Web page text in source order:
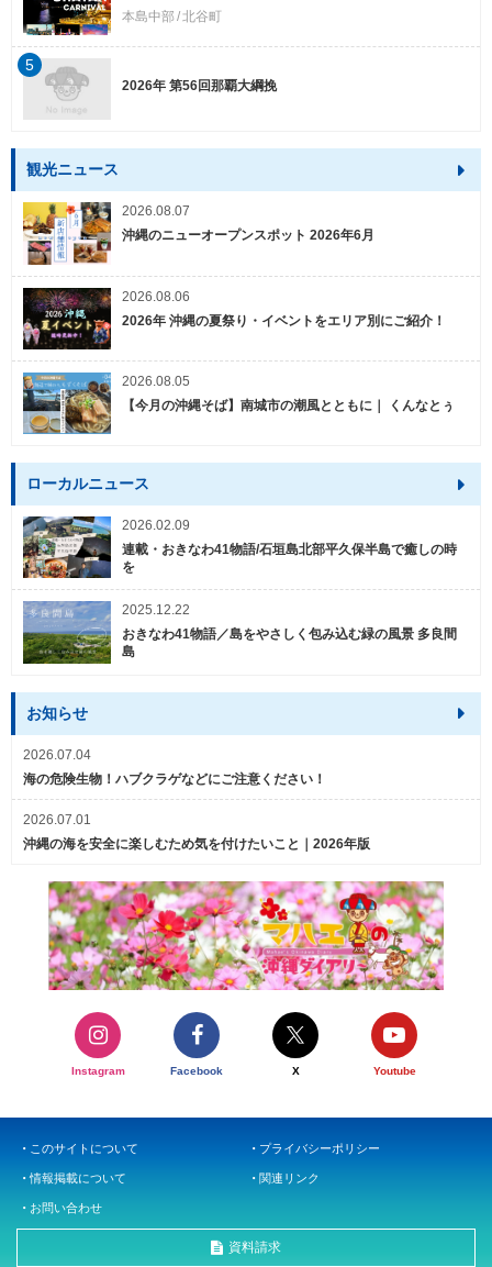
本島中部 北谷町
2026年 第56回那覇大綱挽
5
観光ニュース
2026.08.07
沖縄のニューオープンスポット 2026年6月
2026.08.06
2026年 沖縄の夏祭り・イベントをエリア別にご紹介！
2026.08.05
【今月の沖縄そば】南城市の潮風とともに｜ くんなとぅ
ローカルニュース
2026.02.09
連載・おきなわ41物語/石垣島北部平久保半島で癒しの時
を
2025.12.22
おきなわ41物語／島をやさしく包み込む緑の風景 多良間
島
お知らせ
2026.07.04
海の危険生物！ハブクラゲなどにご注意ください！
2026.07.01
沖縄の海を安全に楽しむため気を付けたいこと｜2026年版
Instagram Facebook X Youtube
このサイトについて プライバシーポリシー
情報掲載について 関連リンク
お問い合わせ
資料請求